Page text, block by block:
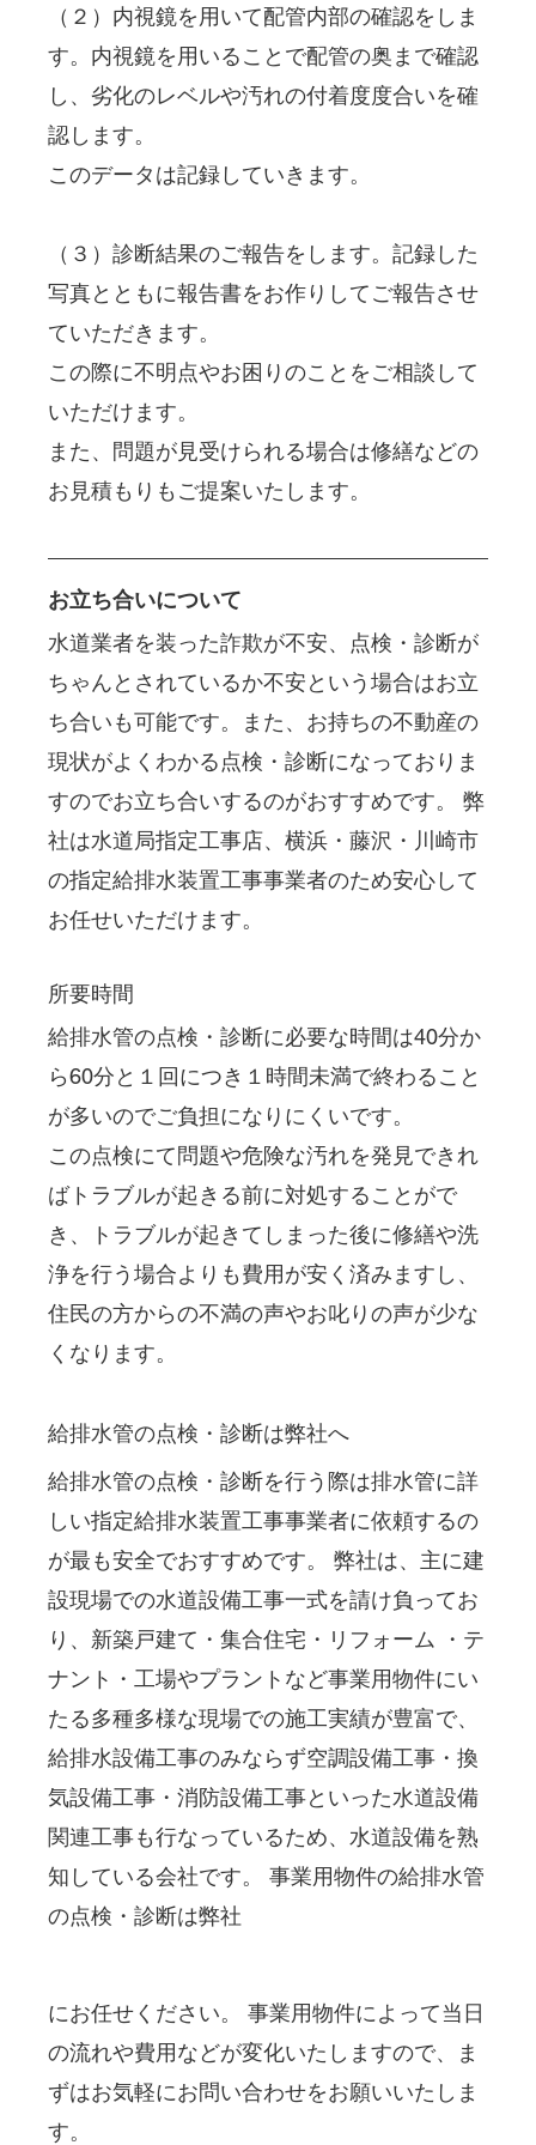
（２）内視鏡を用いて配管内部の確認をしま
す。内視鏡を用いることで配管の奥まで確認
し、劣化のレベルや汚れの付着度度合いを確
認します。
このデータは記録していきます。
（３）診断結果のご報告をします。記録した
写真とともに報告書をお作りしてご報告させ
ていただきます。
この際に不明点やお困りのことをご相談して
いただけます。
また、問題が見受けられる場合は修繕などの
お見積もりもご提案いたします。
お立ち合いについて
水道業者を装った詐欺が不安、点検・診断が
ちゃんとされているか不安という場合はお立
ち合いも可能です。また、お持ちの不動産の
現状がよくわかる点検・診断になっておりま
すのでお立ち合いするのがおすすめです。 弊
社は水道局指定工事店、横浜・藤沢・川崎市
の指定給排水装置工事事業者のため安心して
お任せいただけます。
所要時間
給排水管の点検・診断に必要な時間は40分か
ら60分と１回につき１時間未満で終わること
が多いのでご負担になりにくいです。
この点検にて問題や危険な汚れを発見できれ
ばトラブルが起きる前に対処することがで
き、トラブルが起きてしまった後に修繕や洗
浄を行う場合よりも費用が安く済みますし、
住民の方からの不満の声やお叱りの声が少な
くなります。
給排水管の点検・診断は弊社へ
給排水管の点検・診断を行う際は排水管に詳
しい指定給排水装置工事事業者に依頼するの
が最も安全でおすすめです。 弊社は、主に建
設現場での水道設備工事一式を請け負ってお
り、新築戸建て・集合住宅・リフォーム ・テ
ナント・工場やプラントなど事業用物件にい
たる多種多様な現場での施工実績が豊富で、
給排水設備工事のみならず空調設備工事・換
気設備工事・消防設備工事といった水道設備
関連工事も行なっているため、水道設備を熟
知している会社です。 事業用物件の給排水管
の点検・診断は弊社
にお任せください。 事業用物件によって当日
の流れや費用などが変化いたしますので、ま
ずはお気軽にお問い合わせをお願いいたしま
す。